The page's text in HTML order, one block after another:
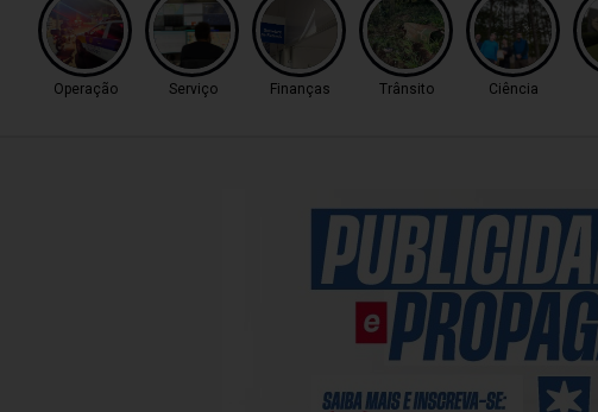
Operação Serviço Finanças Trânsito Ciência